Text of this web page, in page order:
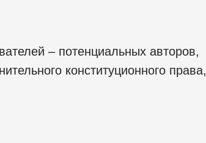
– потенциальных авторов,
конституционного права,